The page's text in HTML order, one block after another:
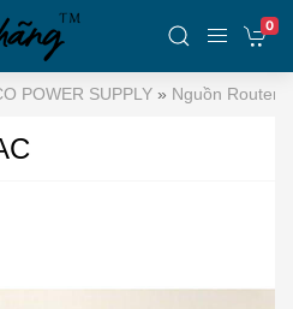
0
POWER SUPPLY » Nguồn Router